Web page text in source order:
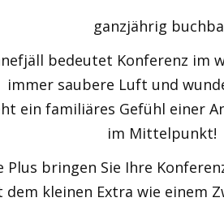
ganzjährig
bedeutet Konferenz im
immer saubere Luft und
ein familiäres Gefühl einer
im Mittelpunkt!
Plus bringen Sie Ihre
kleinen Extra wie einem